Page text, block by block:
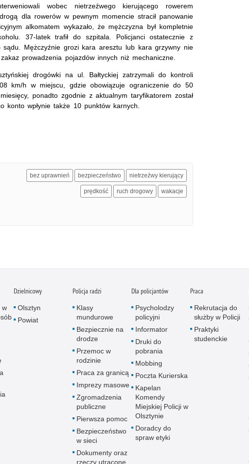
wobec nietrzeźwego kierującego rowerem
dla rowerów w pewnym momencie stracił panowanie
alkomatem wykazało, że mężczyzna był kompletnie
37-latek trafił do szpitala. Policjanci ostatecznie z
Mężczyźnie grozi kara aresztu lub kara grzywny nie
prowadzenia pojazdów innych niż mechaniczne.
drogówki na ul. Bałtyckiej zatrzymali do kontroli
km/h w miejscu, gdzie obowiązuje ograniczenie do 50
ponadto zgodnie z aktualnym taryfikatorem został
konto wpłynie także 10 punktów karnych.
bez uprawnień bezpieczeństwo nietrzeźwy kierujący
prędkość ruch drogowy wakacje
w
Dzielnicowy
Olsztyn
Powiat
Policja radzi
Klasy
mundurowe
Bezpiecznie na
drodze
Przemoc w
rodzinie
Praca za granicą
Imprezy masowe
Zgromadzenia
publiczne
Pierwsza pomoc
Bezpieczeństwo
w sieci
Dokumenty oraz
rzeczy utracone
Dla policjantów
Psycholodzy
policyjni
Informator
Druki do
pobrania
Mobbing
Poczta Kurierska
Kapelan
Komendy
Miejskiej Policji w
Olsztynie
Doradcy do
spraw etyki
Praca
Rekrutacja do
służby w Policji
Praktyki
studenckie